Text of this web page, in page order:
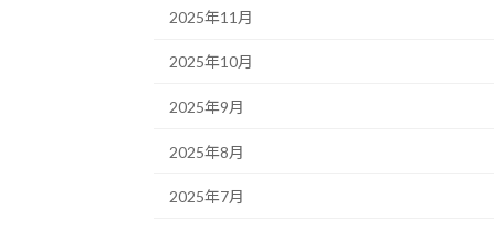
2025年11月
2025年10月
2025年9月
2025年8月
2025年7月